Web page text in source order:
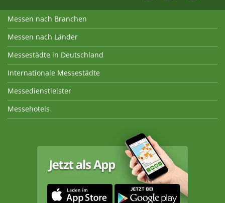
Messen nach Branchen
Messen nach Länder
Messestädte in Deutschland
Internationale Messestädte
Messedienstleister
Messehotels